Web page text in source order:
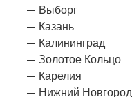
Выборг
Казань
Калининград
Золотое Кольцо
Карелия
Нижний Новгород